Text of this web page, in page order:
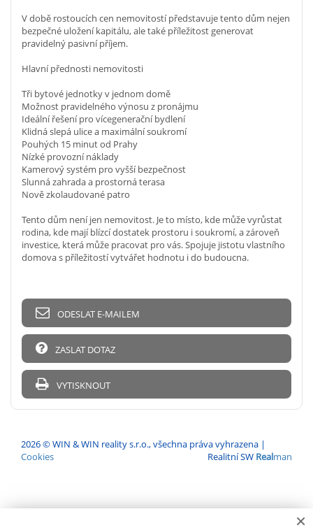
V době rostoucích cen nemovitostí představuje tento dům nejen
bezpečné uložení kapitálu, ale také příležitost generovat
pravidelný pasivní příjem.
Hlavní přednosti nemovitosti
Tři bytové jednotky v jednom domě
Možnost pravidelného výnosu z pronájmu
Ideální řešení pro vícegenerační bydlení
Klidná slepá ulice a maximální soukromí
Pouhých 15 minut od Prahy
Nízké provozní náklady
Kamerový systém pro vyšší bezpečnost
Slunná zahrada a prostorná terasa
Nově zkolaudované patro
Tento dům není jen nemovitost. Je to místo, kde může vyrůstat
rodina, kde mají blízcí dostatek prostoru i soukromí, a zároveň
investice, která může pracovat pro vás. Spojuje jistotu vlastního
domova s příležitostí vytvářet hodnotu i do budoucna.
ODESLAT E-MAILEM
ZASLAT DOTAZ
VYTISKNOUT
2026 © WIN & WIN reality s.r.o., všechna práva vyhrazena |
Cookies
Realitní SW Realman
×